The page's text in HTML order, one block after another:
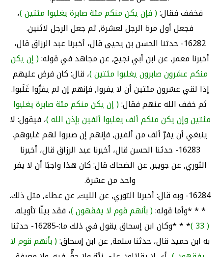
فخفف فقال:( فإن يكن منكم مئة صابرة يغلبوا مئتين )،
فجعل أول مرة الرجل لعشرة, ثم جعل الرجل لاثنين.
16282- حدثنا الحسن بن يحيى قال، أخبرنا عبد الرزاق قال،
أخبرنا معمر, عن ابن أبي نجيح, عن مجاهد في قوله:( إن يكن
منكم عشرون صابرون يغلبوا مئتين )، قال: كان فرض عليهم
إذا لقي عشرون مئتين أن لا يفروا, فإنهم إن لم يفرُّوا غَلَبوا.
ثم خفف الله عنهم فقال:( إن يكن منكم مئة صابرة يغلبوا
مئتين وإن يكن منكم ألف يغلبوا ألفين بإذن الله )، فيقول: لا
ينبغي أن يفرّ ألف من ألفين, فإنهم إن صبروا لهم غلبوهم.
16283- حدثنا الحسن قال، أخبرنا عبد الرزاق قال، أخبرنا
الثوري, عن جويبر, عن الضحاك قال: كان هذا واجبًا أن لا يفر
واحد من عشرة.
16284- وبه قال: أخبرنا الثوري, عن الليث, عن عطاء, مثل ذلك.
* * *وأما قوله:( بأنهم قوم لا يفقهون )، فقد بينّا تأويله.
( 33 )
* * *وكان ابن إسحاق يقول في ذلك ما:-16285- حدثنا
به ابن حميد قال، حدثنا سلمة, عن ابن إسحاق:( بأنهم قوم لا